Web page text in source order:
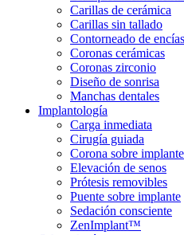
Carillas de cerámica
Carillas sin tallado
Contorneado de encías
Coronas cerámicas
Coronas zirconio
Diseño de sonrisa
Manchas dentales
Implantología
Carga inmediata
Cirugía guiada
Corona sobre implante
Elevación de senos
Prótesis removibles
Puente sobre implante
Sedación consciente
ZenImplant™